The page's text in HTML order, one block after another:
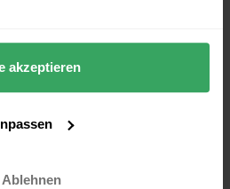
akzeptieren
Ablehnen
Echtheit von E-Mails und deren
versichern Sie sich beim
bevor Sie Zahlungen anweisen
herausgeben.
Phishing-Software, um